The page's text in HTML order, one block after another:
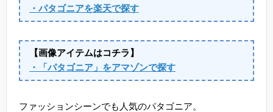
・パタゴニアを楽天で探す
【画像アイテムはコチラ】
・「パタゴニア」をアマゾンで探す
ファッションシーンでも人気のパタゴニア。